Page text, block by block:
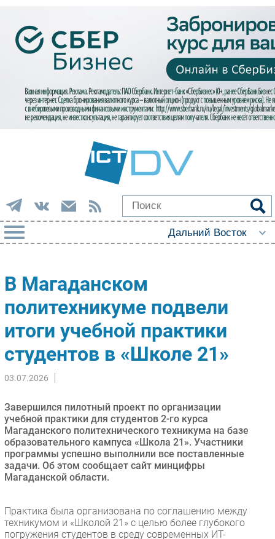
Импорто­замещение
Автоматизация Промышленности
Интернет
Мобильная связь
Фиксированная связь
Интеграция
Маркетинг
Торговые сети
Оборудование
ПО
Outsourcing
Регулирование
Финансы
В Магаданском
политехникуме подвели
итоги учебной практики
студентов в «Школе 21»
03.07.2026
Завершился пилотный проект по организации
учебной практики для студентов 2-го курса
Магаданского политехнического техникума на базе
образовательного кампуса «Школа 21». Участники
программы успешно выполнили все поставленные
задачи. Об этом сообщает сайт минцифры
Магаданской области.
Практика была организована по соглашению между
техникумом и «Школой 21» с целью более глубокого
погружения студентов в среду современных ИТ-